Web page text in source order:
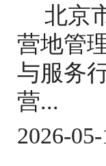
北京
营地管
与服务
营...
2026-